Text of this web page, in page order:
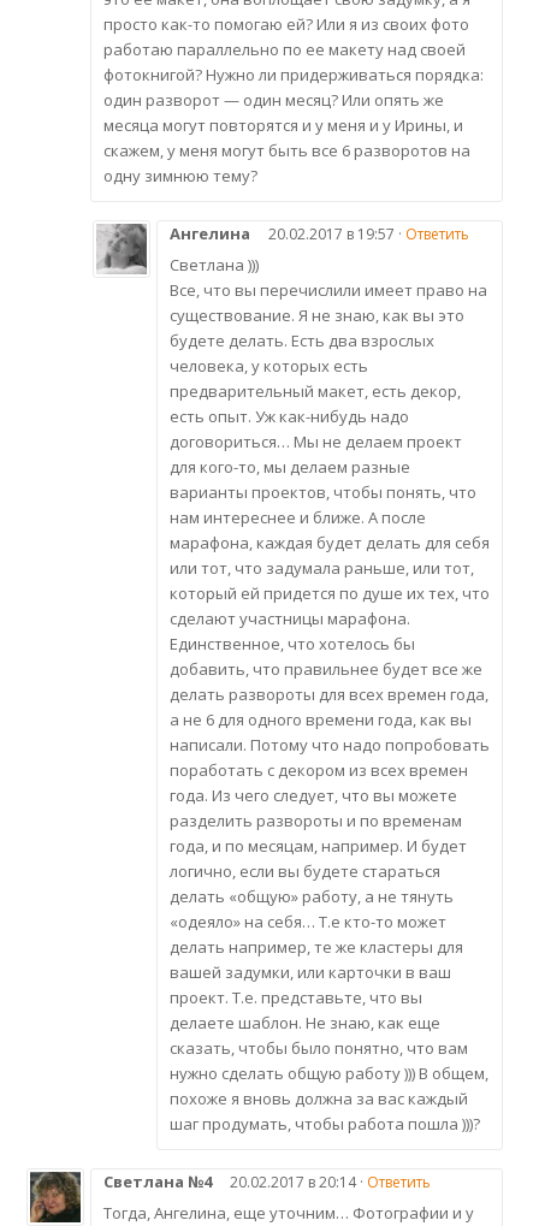
просто как-то помогаю ей? Или я из своих фото
работаю параллельно по ее макету над своей
фотокнигой? Нужно ли придерживаться порядка:
один разворот — один месяц? Или опять же
месяца могут повторятся и у меня и у Ирины, и
скажем, у меня могут быть все 6 разворотов на
одну зимнюю тему?
Ангелина 20.02.2017 в 19:57 · Ответить
Светлана )))
Все, что вы перечислили имеет право на
существование. Я не знаю, как вы это
будете делать. Есть два взрослых
человека, у которых есть
предварительный макет, есть декор,
есть опыт. Уж как-нибудь надо
договориться… Мы не делаем проект
для кого-то, мы делаем разные
варианты проектов, чтобы понять, что
нам интереснее и ближе. А после
марафона, каждая будет делать для себя
или тот, что задумала раньше, или тот,
который ей придется по душе их тех, что
сделают участницы марафона.
Единственное, что хотелось бы
добавить, что правильнее будет все же
делать развороты для всех времен года,
а не 6 для одного времени года, как вы
написали. Потому что надо попробовать
поработать с декором из всех времен
года. Из чего следует, что вы можете
разделить развороты и по временам
года, и по месяцам, например. И будет
логично, если вы будете стараться
делать «общую» работу, а не тянуть
«одеяло» на себя… Т.е кто-то может
делать например, те же кластеры для
вашей задумки, или карточки в ваш
проект. Т.е. представьте, что вы
делаете шаблон. Не знаю, как еще
сказать, чтобы было понятно, что вам
нужно сделать общую работу ))) В общем,
похоже я вновь должна за вас каждый
шаг продумать, чтобы работа пошла )))?
Светлана №4 20.02.2017 в 20:14 · Ответить
Тогда, Ангелина, еще уточним… Фотографии и у